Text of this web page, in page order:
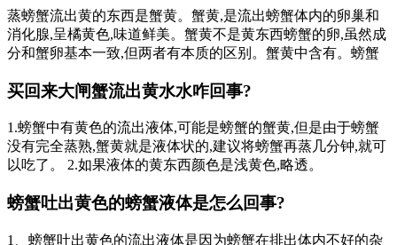
蒸螃蟹流出黄的东西是蟹黄。蟹黄,是流出螃蟹体内的卵巢和
消化腺,呈橘黄色,味道鲜美。蟹黄不是黄东西螃蟹的卵,虽然成
分和蟹卵基本一致,但两者有本质的区别。蟹黄中含有。螃蟹
买回来大闸蟹流出黄水水咋回事?
1.螃蟹中有黄色的流出液体,可能是螃蟹的蟹黄,但是由于螃蟹
没有完全蒸熟,蟹黄就是液体状的,建议将螃蟹再蒸几分钟,就可
以吃了。 2.如果液体的黄东西颜色是浅黄色,略透。
螃蟹吐出黄色的螃蟹液体是怎么回事?
1、螃蟹吐出黄色的流出液体是因为螃蟹在排出体内不好的杂